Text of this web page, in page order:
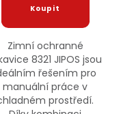
Zimní ochranné
8321 JIPOS jsou
řešením pro
manuální práce v
prostředí.